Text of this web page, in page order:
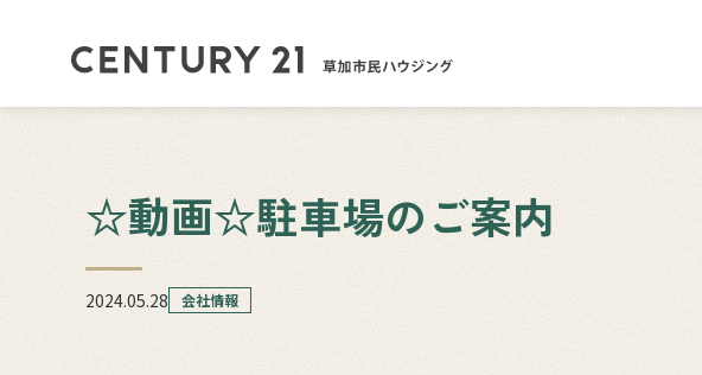
☆動画☆駐車場のご案内
2024.05.28 会社情報